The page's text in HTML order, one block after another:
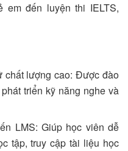
em đến luyện thi IELTS,
lượng cao: Được đào
triển kỹ năng nghe và
LMS: Giúp học viên dễ
tập, truy cập tài liệu học